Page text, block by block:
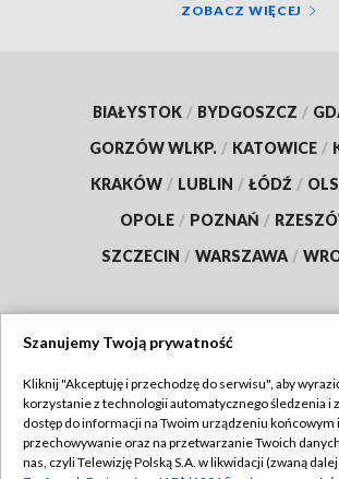
ZOBACZ WIĘCEJ
BIAŁYSTOK / BYDGOSZCZ /
GORZÓW WLKP. / KATOWICE /
KRAKÓW / LUBLIN / ŁÓDŹ /
OPOLE / POZNAŃ /
SZCZECIN / WARSZAWA /
TVP
Abonament TVP
Regulamin TVP
Szanujemy Twoją prywatność
Kliknij "Akceptuję i przechodzę do serwisu", aby
korzystanie z technologii automatycznego śledzenia i
dostęp do informacji na Twoim urządzeniu końcowym
przechowywanie oraz na przetwarzanie Twoich
nas, czyli Telewizję Polską S.A. w likwidacji (zwaną